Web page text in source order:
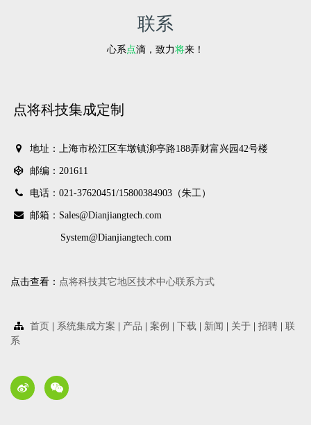
联系
心系点滴，致力将来！
点将科技集成定制
地址：上海市松江区车墩镇泖亭路188弄财富兴园42号楼
邮编：201611
电话：021-37620451/15800384903（朱工）
邮箱：Sales@Dianjiangtech.com
System@Dianjiangtech.com
点击查看： 点将科技其它地区技术中心联系方式
首页 系统集成方案 产品 案例 下载 新闻 关于 招聘
联
系